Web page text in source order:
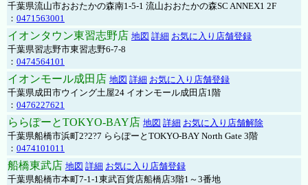
千葉県流山市おおたかの森南1-5-1 流山おおたかの森SC ANNEX1 2F
： 0471563001
イオンタウン東習志野店 地図 詳細 お気に入り店舗登録
千葉県習志野市東習志野6-7-8
： 0474564101
イオンモール成田店 地図 詳細 お気に入り店舗登録
千葉県成田市ウイング土屋24 イオンモール成田店1階
： 0476227621
ららぽーとTOKYO-BAY店 地図 詳細 お気に入り店舗解除
千葉県船橋市浜町2?2?7 ららぽーとTOKYO-BAY North Gate 3階
： 0474101011
船橋東武店 地図 詳細 お気に入り店舗登録
千葉県船橋市本町7-1-1東武百貨店船橋店3階1～3番地